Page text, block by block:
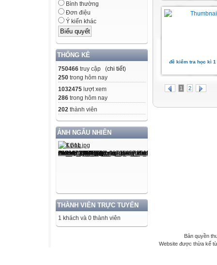
Bình thường
Đơn điệu
Ý kiến khác
THỐNG KÊ
750466 truy cập (chi tiết)
250 trong hôm nay
1032475 lượt xem
286 trong hôm nay
202 thành viên
ẢNH NGẪU NHIÊN
THÀNH VIÊN TRỰC TUYẾN
1 khách và 0 thành viên
đề kiểm tra học kì
1 2
Bản quyền
Website được thừa kế